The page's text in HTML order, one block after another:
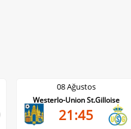
08 Ağustos
St.Truiden-Lommel
21:45